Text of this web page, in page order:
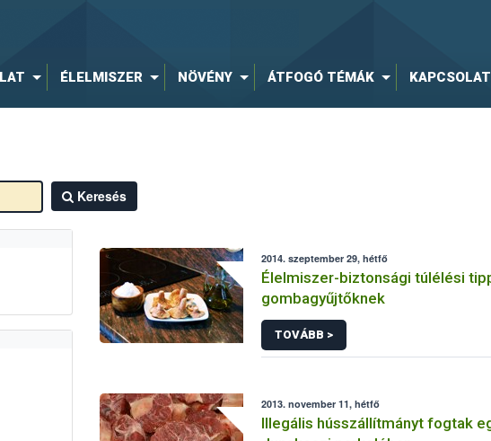
ÉLELMISZER NÖVÉNY ÁTFOGÓ TÉMÁK KAPCSOLAT
Keresés
2014. szeptember 29, hétfő
Élelmiszer-biztonsági túlélési
gombagyűjtőknek
TOVÁBB >
2013. november 11, hétfő
Illegális hússzállítmányt fogtak